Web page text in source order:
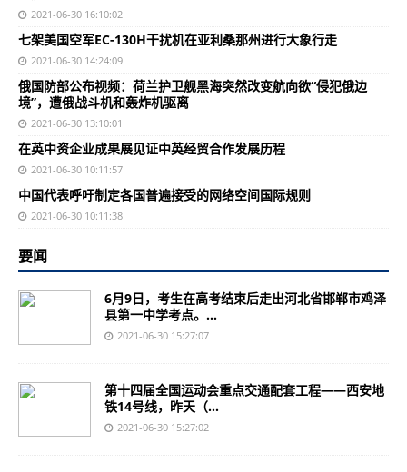
2021-06-30 16:10:02
七架美国空军EC-130H干扰机在亚利桑那州进行大象行走
2021-06-30 14:24:09
俄国防部公布视频：荷兰护卫舰黑海突然改变航向欲“侵犯俄边
境”，遭俄战斗机和轰炸机驱离
2021-06-30 13:10:01
在英中资企业成果展见证中英经贸合作发展历程
2021-06-30 10:11:57
中国代表呼吁制定各国普遍接受的网络空间国际规则
2021-06-30 10:11:38
要闻
6月9日，考生在高考结束后走出河北省邯郸市鸡泽
县第一中学考点。...
2021-06-30 15:27:07
第十四届全国运动会重点交通配套工程——西安地
铁14号线，昨天（...
2021-06-30 15:27:02